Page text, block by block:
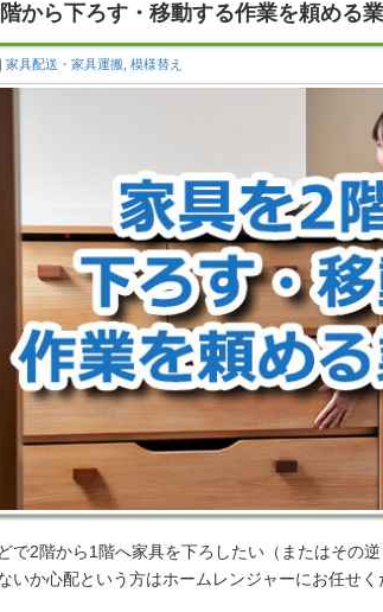
から下ろす・移動する作業を頼める
家具配送・家具運搬 模様替え
で2階から1階へ家具を下ろしたい（またはその
いか心配という方はホームレンジャーにお任せく